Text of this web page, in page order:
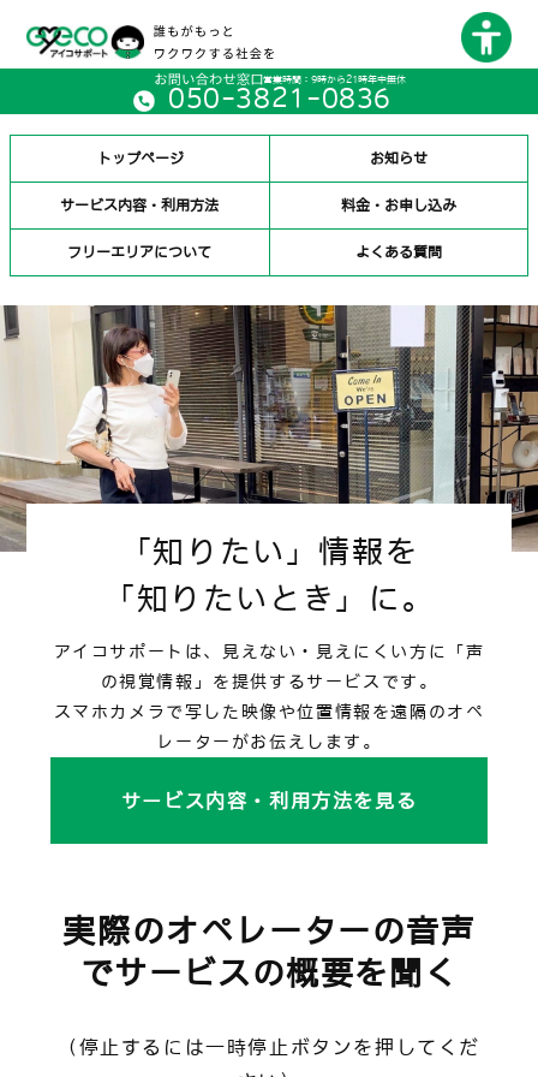
050-3821-0836
営業時間：9時から21時年中無休
トップページ お知らせ
サービス内容・利用方法 料金・お申し込み
フリーエリアについて よくある質問
「知りたい」情報を
「知りたいとき」に。
アイコサポートは、見えない・見えにくい方に「声
の視覚情報」を提供するサービスです。
スマホカメラで写した映像や位置情報を遠隔のオペ
レーターがお伝えします。
サービス内容・利用方法を見る
実際のオペレーターの音声
でサービスの概要を聞く
（停止するには一時停止ボタンを押してくだ